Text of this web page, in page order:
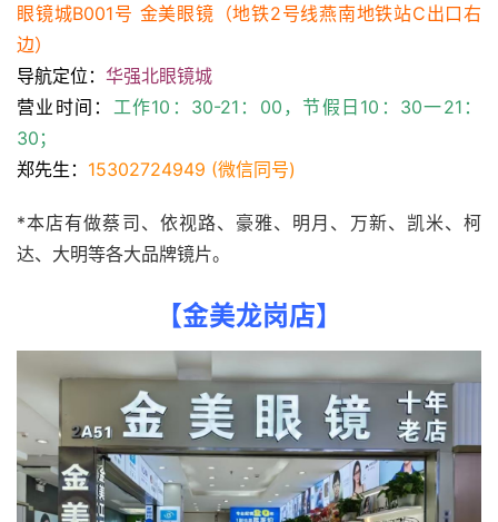
眼镜城B001号 金美眼镜（地铁2号线燕南地铁站C出口右
边）
导航定位： 华强北眼镜城
营业时间： 工作10：30-21：00，节假日10：30一21：
30；
郑先生： 15302724949 (微信同号)
*本店有做蔡司、依视路、豪雅、明月、万新、凯米、柯
达、大明等各大品牌镜片。
【金美龙岗店】